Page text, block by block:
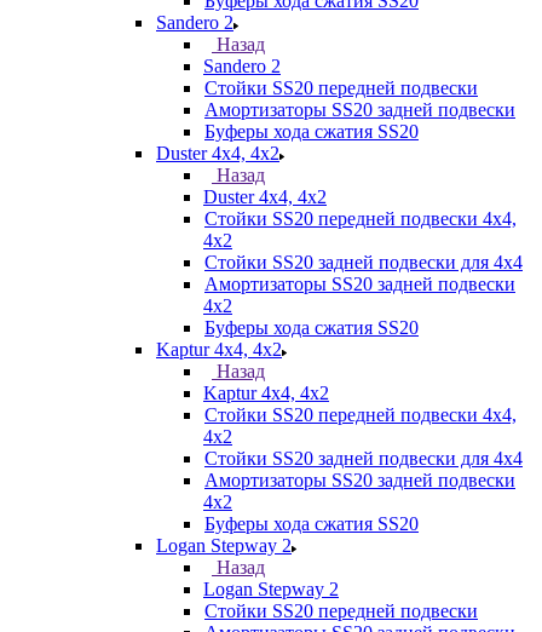
Sandero 2
Назад
Sandero 2
Стойки SS20 передней подвески
Амортизаторы SS20 задней подвески
Буферы хода сжатия SS20
Duster 4х4, 4x2
Назад
Duster 4х4, 4x2
Стойки SS20 передней подвески 4х4,
4x2
Стойки SS20 задней подвески для 4х4
Амортизаторы SS20 задней подвески
4х2
Буферы хода сжатия SS20
Kaptur 4х4, 4х2
Назад
Kaptur 4х4, 4х2
Стойки SS20 передней подвески 4х4,
4x2
Стойки SS20 задней подвески для 4х4
Амортизаторы SS20 задней подвески
4х2
Буферы хода сжатия SS20
Logan Stepway 2
Назад
Logan Stepway 2
Стойки SS20 передней подвески